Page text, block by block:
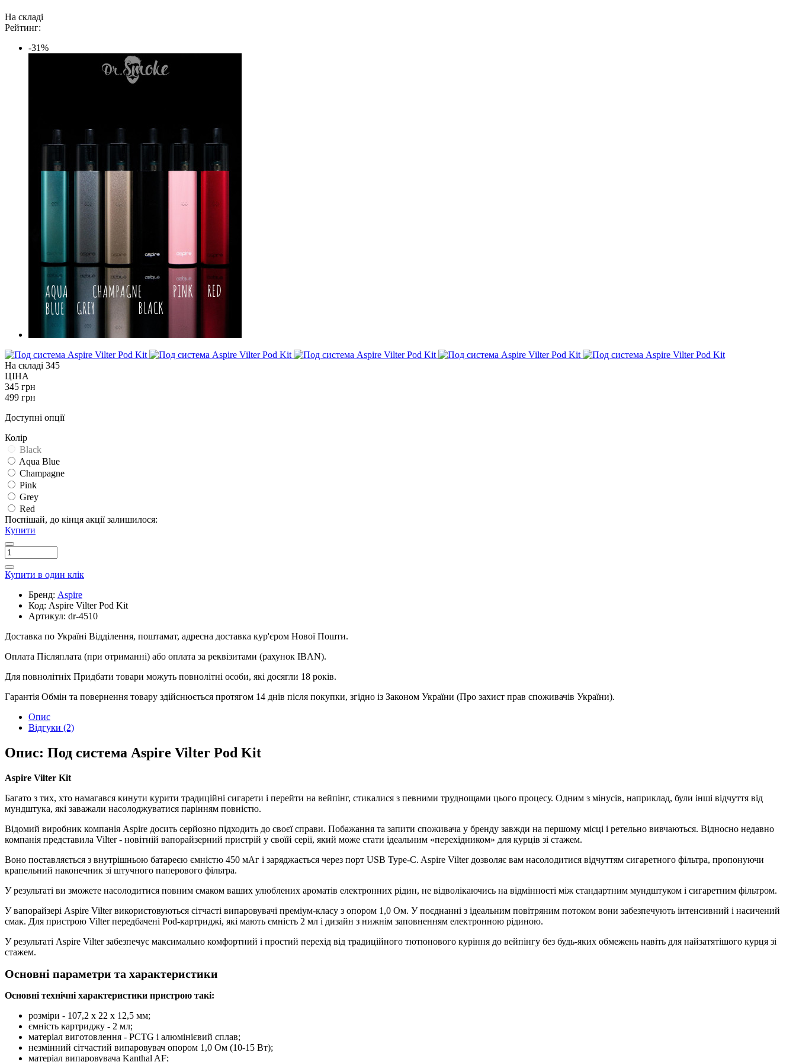
На складі
Рейтинг:
-31%
На складі 345
ЦІНА
345 грн
499 грн
Доступні опції
Колір
Black
Aqua Blue
Champagne
Pink
Grey
Red
Поспішай, до кінця акції залишилося:
Купити
Купити в один клік
Бренд: Aspire
Код: Aspire Vilter Pod Kit
Артикул: dr-4510
Доставка по Україні Відділення, поштамат, адресна доставка кур'єром Нової Пошти.
Оплата Післяплата (при отриманні) або оплата за реквізитами (рахунок IBAN).
Для повнолітніх Придбати товари можуть повнолітні особи, які досягли 18 років.
Гарантія Обмін та повернення товару здійснюється протягом 14 днів після покупки, згідно із Законом України (Про захист прав споживачів України).
Опис
Відгуки (2)
Опис: Под система Aspire Vilter Pod Kit
Aspire Vilter Kit
Багато з тих, хто намагався кинути курити традиційні сигарети і перейти на вейпінг, стикалися з певними труднощами цього процесу. Одним з мінусів, наприклад, були інші відчуття від
мундштука, які заважали насолоджуватися парінням повністю.
Відомий виробник компанія Aspire досить серйозно підходить до своєї справи. Побажання та запити споживача у бренду завжди на першому місці і ретельно вивчаються. Відносно недавно
компанія представила Vilter - новітній вапорайзерний пристрій у своїй серії, який може стати ідеальним «перехідником» для курців зі стажем.
Воно поставляється з внутрішньою батареєю ємністю 450 мАг і заряджається через порт USB Type-C. Aspire Vilter дозволяє вам насолодитися відчуттям сигаретного фільтра, пропонуючи
крапельний наконечник зі штучного паперового фільтра.
У результаті ви зможете насолодитися повним смаком ваших улюблених ароматів електронних рідин, не відволікаючись на відмінності між стандартним мундштуком і сигаретним фільтром.
У вапорайзері Aspire Vilter використовуються сітчасті випаровувачі преміум-класу з опором 1,0 Ом. У поєднанні з ідеальним повітряним потоком вони забезпечують інтенсивний і насичений
смак. Для пристрою Vilter передбачені Pod-картриджі, які мають ємність 2 мл і дизайн з нижнім заповненням електронною рідиною.
У результаті Aspire Vilter забезпечує максимально комфортний і простий перехід від традиційного тютюнового куріння до вейпінгу без будь-яких обмежень навіть для найзатятішого курця зі
стажем.
Основні параметри та характеристики
Основні технічні характеристики пристрою такі:
розміри - 107,2 х 22 х 12,5 мм;
ємність картриджу - 2 мл;
матеріал виготовлення - PCTG і алюмінієвий сплав;
незмінний сітчастий випаровувач опором 1,0 Ом (10-15 Вт);
матеріал випаровувача Kanthal AF;